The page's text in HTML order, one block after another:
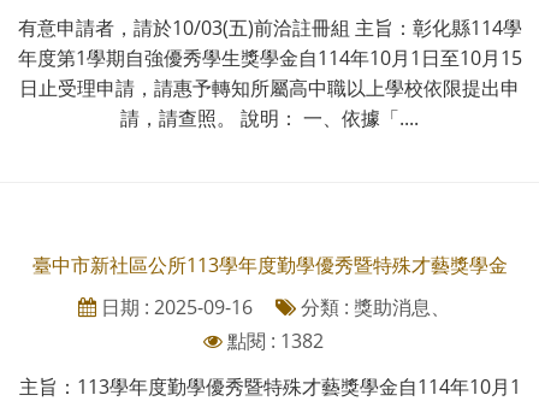
有意申請者，請於10/03(五)前洽註冊組 主旨：彰化縣114學
年度第1學期自強優秀學生獎學金自114年10月1日至10月15
日止受理申請，請惠予轉知所屬高中職以上學校依限提出申
請，請查照。 說明： 一、依據「....
臺中市新社區公所113學年度勤學優秀暨特殊才藝獎學金
日期 : 2025-09-16
分類 : 獎助消息、
點閱 : 1382
主旨：113學年度勤學優秀暨特殊才藝獎學金自114年10月1